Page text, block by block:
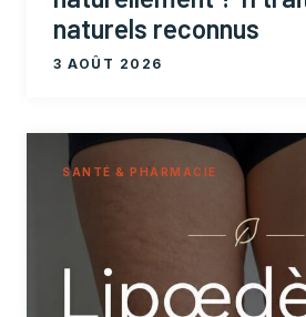
naturels reconnus
3 AOÛT 2026
SANTÉ & PHARMACIE